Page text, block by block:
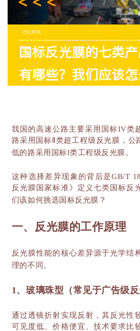
· 行业资讯
国标反光膜的七类
有哪些？我们应该怎
我国的高速公路主要采用国标IV类
路采用国标Ⅱ类超工程级反光膜，公
低的路采用国标I类工程级反光膜。
这种选择差异现象的背后是GB/T
反光膜国家标准》定义七类国标反
们该如何挑选国标反光膜？
一、反光膜的工作原理
反光膜性能的核心差异源于光学结
理的不同。
1、玻璃珠型（常见于广告级反
通过透镜折射实现反射，其反光性
可见度低、价格便宜、技术要求比